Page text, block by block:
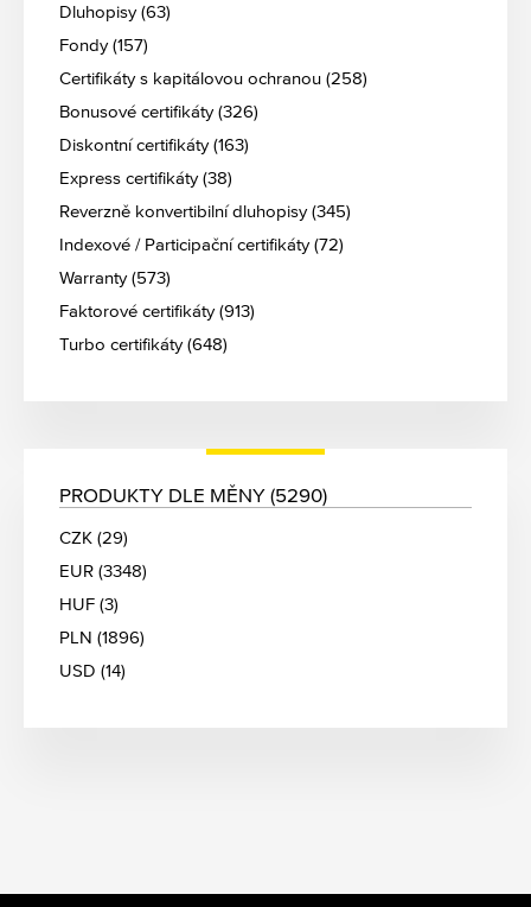
Dluhopisy (63)
Fondy (157)
Certifikáty s kapitálovou ochranou (258)
Bonusové certifikáty (326)
Diskontní certifikáty (163)
Express certifikáty (38)
Reverzně konvertibilní dluhopisy (345)
Indexové / Participační certifikáty (72)
Warranty (573)
Faktorové certifikáty (913)
Turbo certifikáty (648)
PRODUKTY DLE MĚNY (5290)
CZK (29)
EUR (3348)
HUF (3)
PLN (1896)
USD (14)